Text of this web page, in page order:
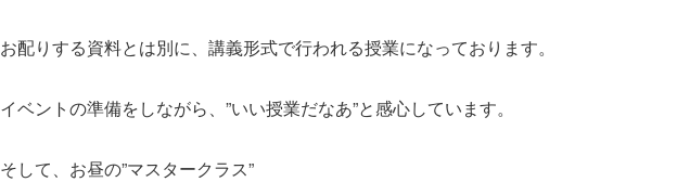
お配りする資料とは別に、講義形式で行われる授業になっております。
イベントの準備をしながら、”いい授業だなあ”と感心しています。
そして、お昼の”マスタークラス”